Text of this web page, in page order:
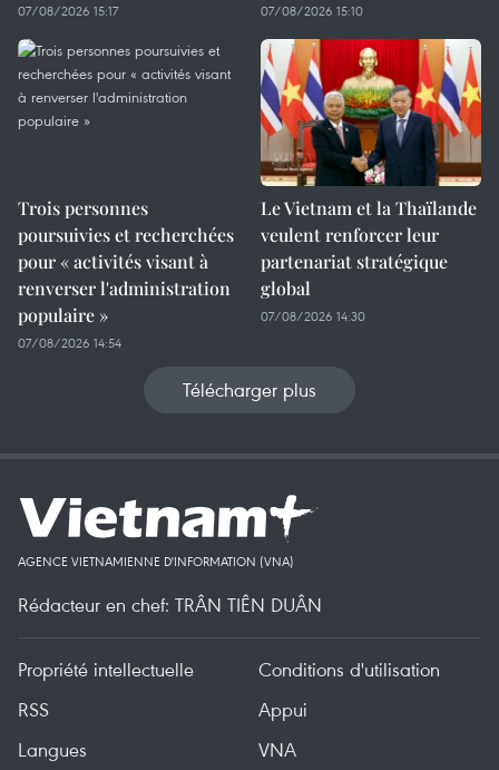
07/08/2026 15:17 07/08/2026 15:10
Trois personnes
poursuivies et recherchées
pour « activités visant à
renverser l'administration
populaire »
07/08/2026 14:54
Le Vietnam et la Thaïlande
veulent renforcer leur
partenariat stratégique
global
07/08/2026 14:30
Télécharger plus
AGENCE VIETNAMIENNE D'INFORMATION (VNA)
Rédacteur en chef: TRÂN TIÊN DUÂN
Propriété intellectuelle
Conditions d'utilisation
RSS
Appui
Langues
VNA